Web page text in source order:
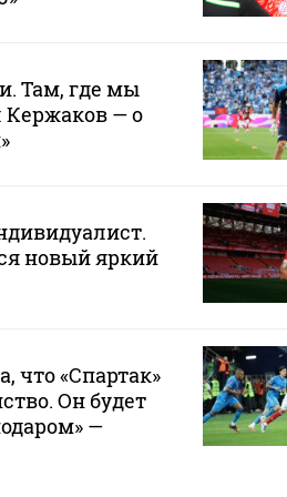
Там, где мы
— о
новый яркий
что «Спартак»
Он будет
—